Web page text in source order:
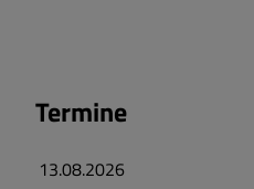
Termine
13.08.2026